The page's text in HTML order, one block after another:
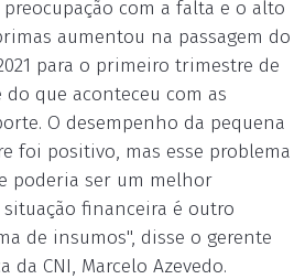
com a falta e o alto
aumentou na passagem do
para o primeiro trimestre de
que aconteceu com as
O desempenho da pequena
foi positivo, mas esse problema
poderia ser um melhor
financeira é outro
de insumos", disse o gerente
da CNI, Marcelo Azevedo.